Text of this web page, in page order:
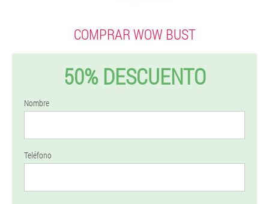
COMPRAR WOW BUST
50% DESCUENTO
Nombre
Teléfono